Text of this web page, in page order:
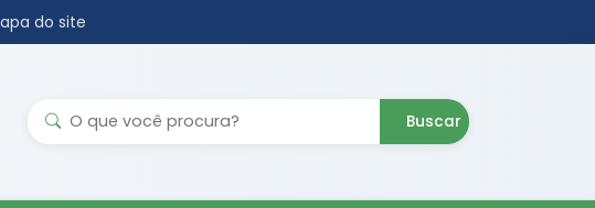
do site
Buscar